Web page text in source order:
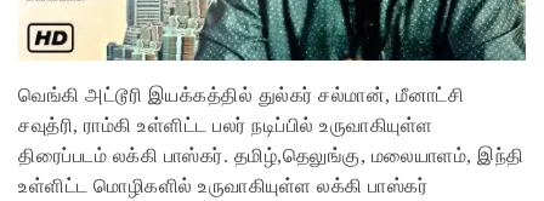
வெங்கி அட்டூரி இயக்கத்தில் துல்கர் சல்மான், மீனாட்சி
சவுத்ரி, ராம்கி உள்ளிட்ட பலர் நடிப்பில் உருவாகியுள்ள
திரைப்படம் லக்கி பாஸ்கர். தமிழ்,தெலுங்கு, மலையாளம், இந்தி
உள்ளிட்ட மொழிகளில் உருவாகியுள்ள லக்கி பாஸ்கர்